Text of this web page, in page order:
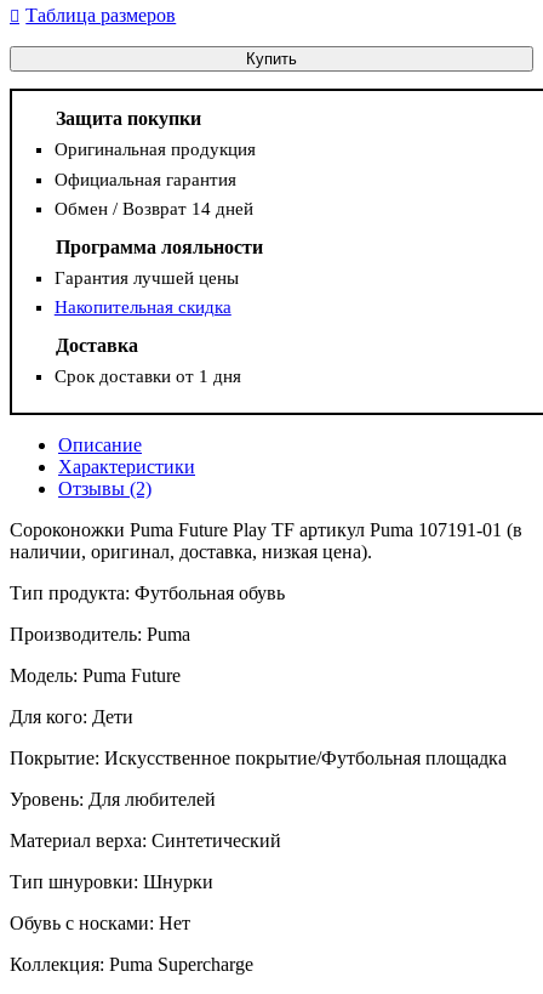
Таблица размеров
Купить
Защита покупки
Оригинальная продукция
Официальная гарантия
Обмен / Возврат 14 дней
Программа лояльности
Гарантия лучшей цены
Накопительная скидка
Доставка
Срок доставки от 1 дня
Описание
Характеристики
Отзывы (2)
Сороконожки Puma Future Play TF артикул Puma 107191-01 (в
наличии, оригинал, доставка, низкая цена).
Тип продукта: Футбольная обувь
Производитель: Puma
Модель: Puma Future
Для кого: Дети
Покрытие: Искусственное покрытие/Футбольная площадка
Уровень: Для любителей
Материал верха: Синтетический
Тип шнуровки: Шнурки
Обувь с носками: Нет
Коллекция: Puma Supercharge